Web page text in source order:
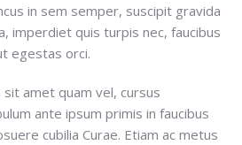
in sem semper, suscipit gravida
imperdiet quis turpis nec, faucibus
egestas orci.
amet quam vel, cursus
ante ipsum primis in faucibus
cubilia Curae. Etiam ac metus